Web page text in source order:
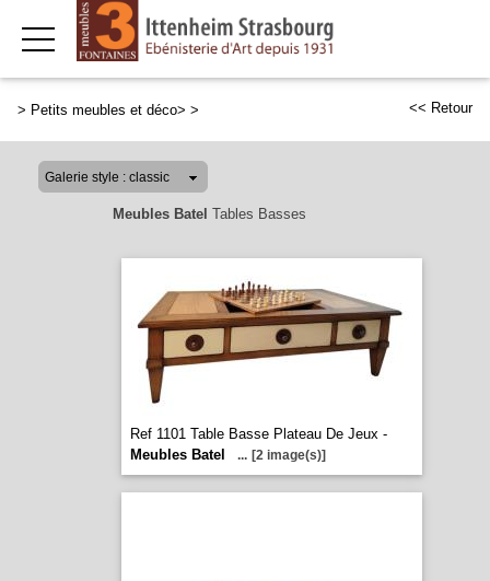
> Petits meubles et déco> > << Retour
Meubles Batel Tables Basses
Ref 1101 Table Basse Plateau De Jeux -
Meubles Batel
... [2 image(s)]